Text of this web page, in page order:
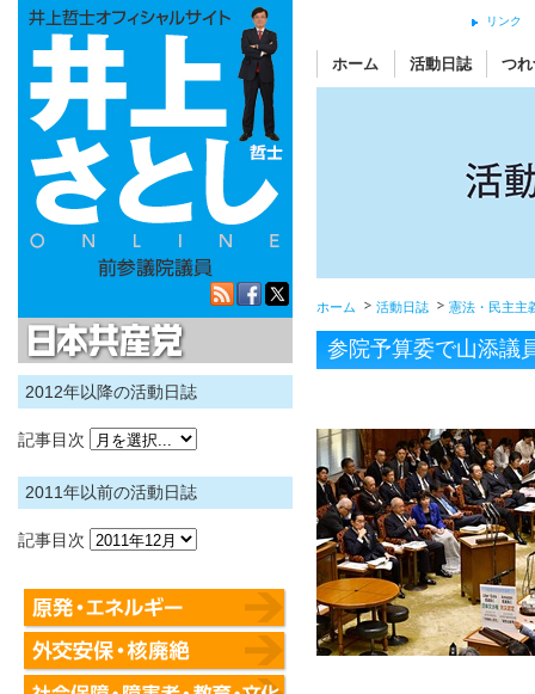
2012年以降の活動日誌
記事目次
2011年以前の活動日誌
記事目次
リンク
ホーム 活動日誌 つ
ホーム 活動日誌 憲法・民主主
参院予算委で山添議